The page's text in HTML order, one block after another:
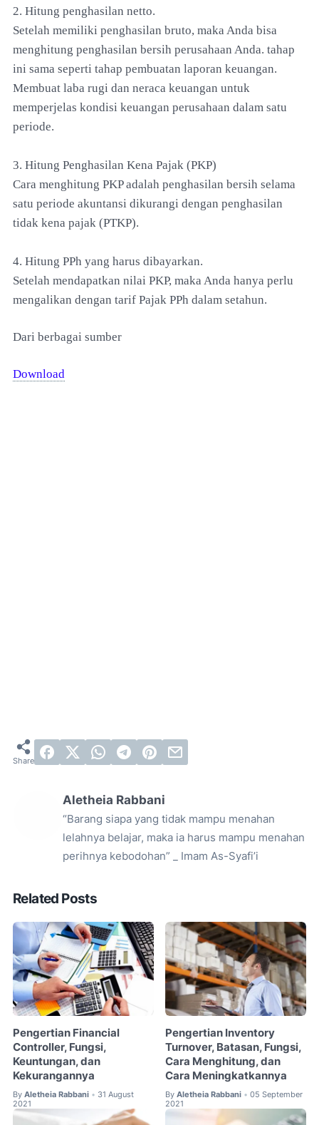
2. Hitung penghasilan netto.
Setelah memiliki penghasilan bruto, maka Anda bisa
menghitung penghasilan bersih perusahaan Anda. tahap
ini sama seperti tahap pembuatan laporan keuangan.
Membuat laba rugi dan neraca keuangan untuk
memperjelas kondisi keuangan perusahaan dalam satu
periode.
3. Hitung Penghasilan Kena Pajak (PKP)
Cara menghitung PKP adalah penghasilan bersih selama
satu periode akuntansi dikurangi dengan penghasilan
tidak kena pajak (PTKP).
4. Hitung PPh yang harus dibayarkan.
Setelah mendapatkan nilai PKP, maka Anda hanya perlu
mengalikan dengan tarif Pajak PPh dalam setahun.
Dari berbagai sumber
Download
Aletheia Rabbani
“Barang siapa yang tidak mampu menahan
lelahnya belajar, maka ia harus mampu menahan
perihnya kebodohan” _ Imam As-Syafi’i
Related Posts
Pengertian Financial
Controller, Fungsi,
Keuntungan, dan
Kekurangannya
By Aletheia Rabbani • 31 August
2021
Pengertian Inventory
Turnover, Batasan, Fungsi,
Cara Menghitung, dan
Cara Meningkatkannya
By Aletheia Rabbani • 05 September
2021